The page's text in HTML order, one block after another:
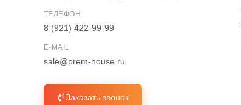
ТЕЛЕФОН
8 (921) 422-99-99
E-MAIL
sale@prem-house.ru
Заказать звонок